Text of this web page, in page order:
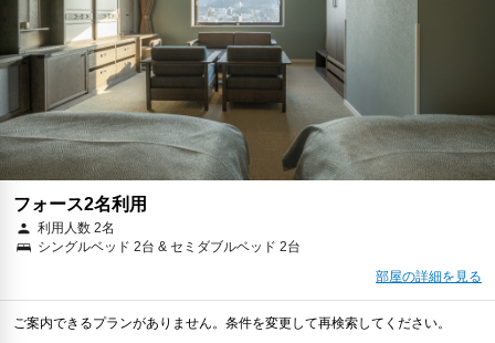
フォース2名利用
利用人数 2名
シングルベッド 2台 & セミダブルベッド 2台
部屋の詳細を見る
ご案内できるプランがありません。条件を変更して再検索してください。